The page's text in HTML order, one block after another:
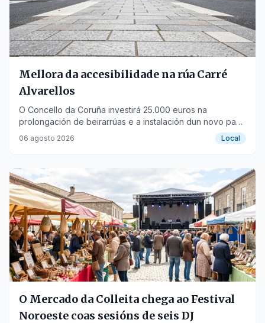
Mellora da accesibilidade na rúa Carré
Alvarellos
O Concello da Coruña investirá 25.000 euros na
prolongación de beirarrúas e a instalación dun novo paso
peonil no barrio de Eirís.
06 agosto 2026 Local
O Mercado da Colleita chega ao Festival
Noroeste coas sesións de seis DJ